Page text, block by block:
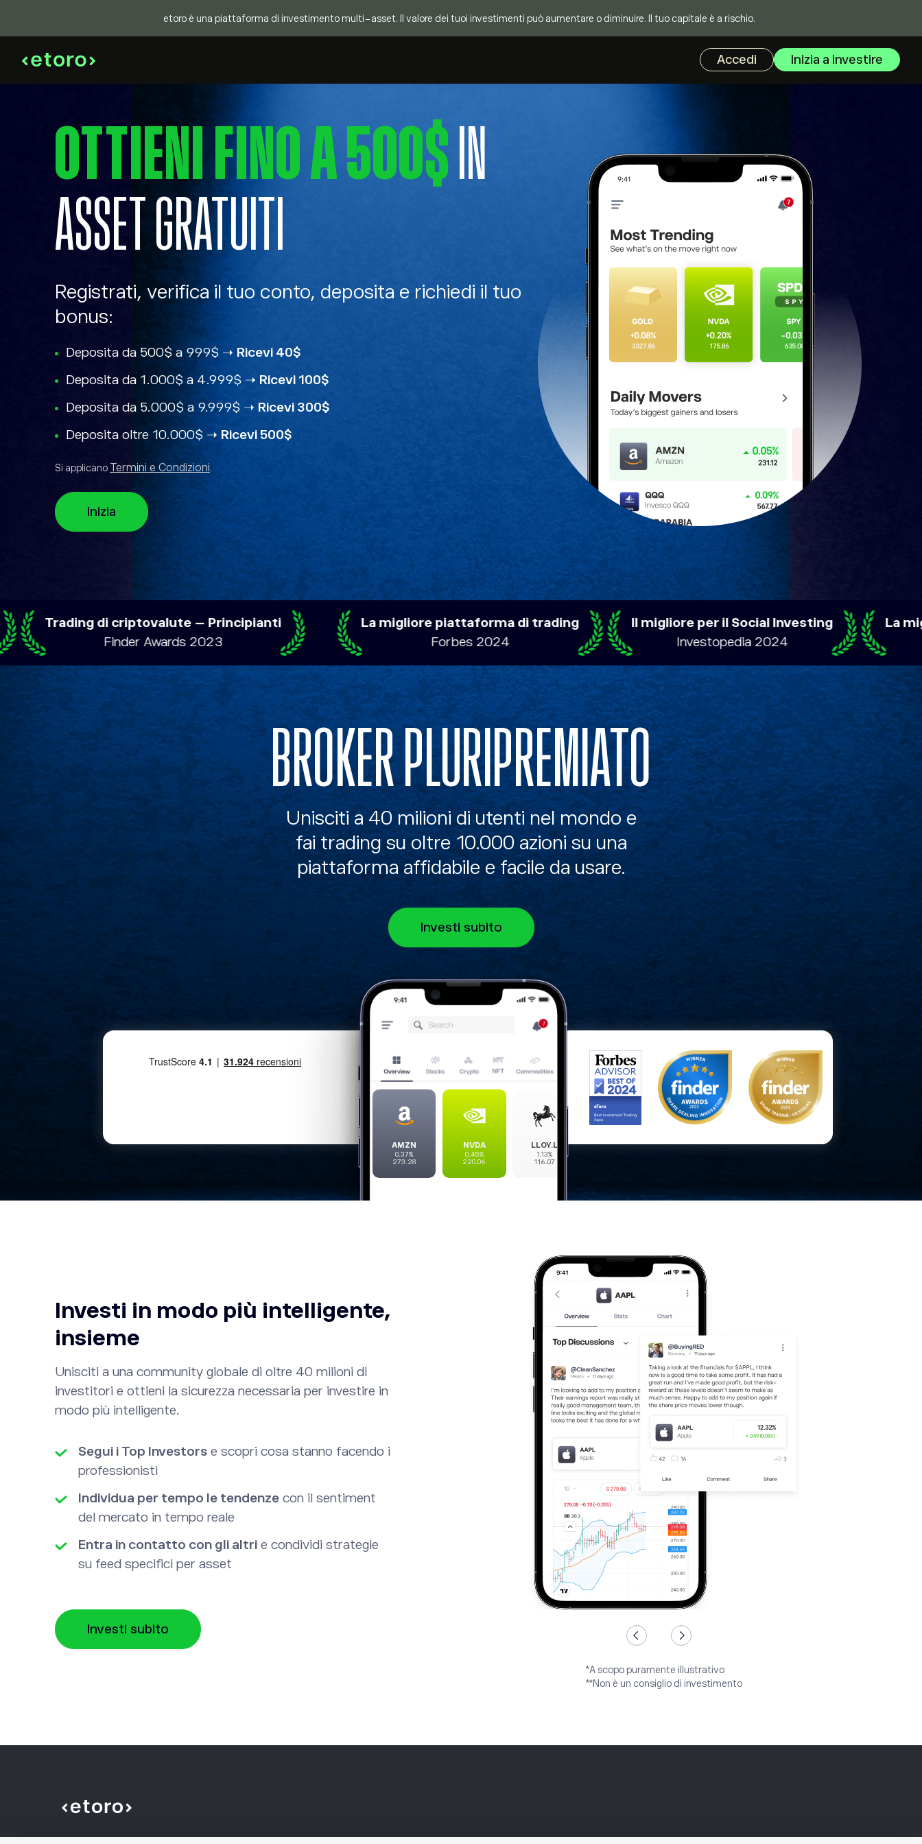
Accedi Inizia a investire
OTTIENI FINO A 500$IN
ASSET GRATUITI
Registrati, verifica il tuo conto, deposita e richiedi il tuo
bonus:
Deposita da 500$ a 999$ ➝ Ricevi 40$
Deposita da 1.000$ a 4.999$ ➝ Ricevi 100$
Deposita da 5.000$ a 9.999$ ➝ Ricevi 300$
Deposita oltre 10.000$ ➝ Ricevi 500$
Si applicano Termini e Condizioni.
Inizia
di criptovalute – Principianti
Finder Awards 2023
La migliore piattaforma di trading
Forbes 2024
Il migliore per il Social Investing
Investopedia 2024
La migliore app
Broker
BROKER PLURIPREMIATO
Unisciti a 40 milioni di utenti nel mondo e
fai trading su oltre 10.000 azioni su una
piattaforma affidabile e facile da usare.
Investi subito
NVDA
0.45% 1.13 %
116.07
Investi in modo più intelligente,
insieme
Unisciti a una community globale di oltre 40 milioni di
investitori e ottieni la sicurezza necessaria per investire in
modo più intelligente.
Segui i Top Investors e scopri cosa stanno facendo i
professionisti
Individua per tempo le tendenze con il sentiment
del mercato in tempo reale
Entra in contatto con gli altri e condividi strategie
su feed specifici per asset
Investi subito
*A scopo puramente illustrativo
**Non è un consiglio di investimento
etoro è una piattaforma di investimento multi-asset. Il valore dei tuoi investimenti può aumentare o diminuire. Il tuo capitale è a rischio.